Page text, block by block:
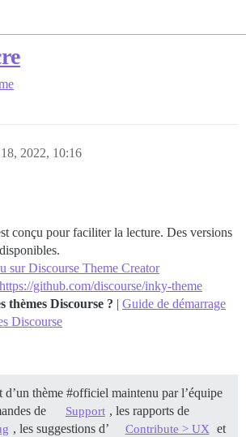
2022, 10:16
conçu pour faciliter la lecture. Des versions
sur Discourse Theme Creator
https://github.com/discourse/inky-theme
thèmes Discourse ? | Guide de démarrage
Discourse
d’un thème #officiel maintenu par l’équipe
de
Support , les rapports de
, les suggestions d’ Contribute > UX et